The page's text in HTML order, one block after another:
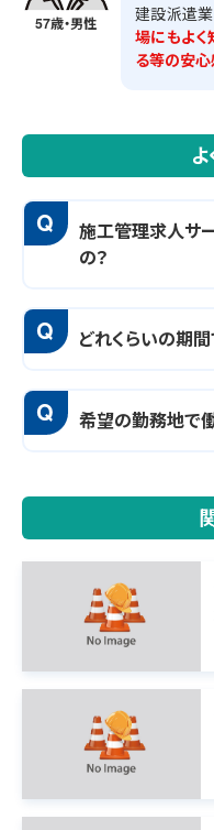
57歳・男性 建設派遣
場にもよく
る等の安心
Q
施工管理求人サ
の？
Q どれくらいの期
Q 希望の勤務地で